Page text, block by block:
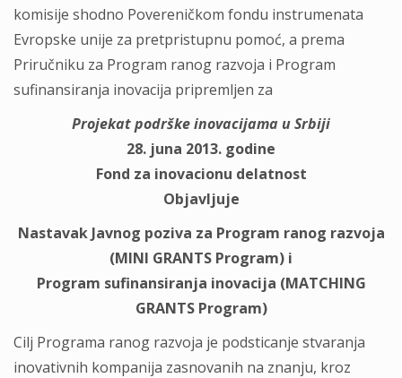
komisije shodno Povereničkom fondu instrumenata
Evropske unije za pretpristupnu pomoć, a prema
Priručniku za Program ranog razvoja i Program
sufinansiranja inovacija pripremljen za
Projekat podrške inovacijama u Srbiji
28. juna 2013. godine
Fond za inovacionu delatnost
Objavljuje
Nastavak Javnog poziva za Program ranog razvoja
(MINI GRANTS Program) i
Program sufinansiranja inovacija (MATCHING
GRANTS Program)
Cilj Programa ranog razvoja je podsticanje stvaranja
inovativnih kompanija zasnovanih na znanju, kroz